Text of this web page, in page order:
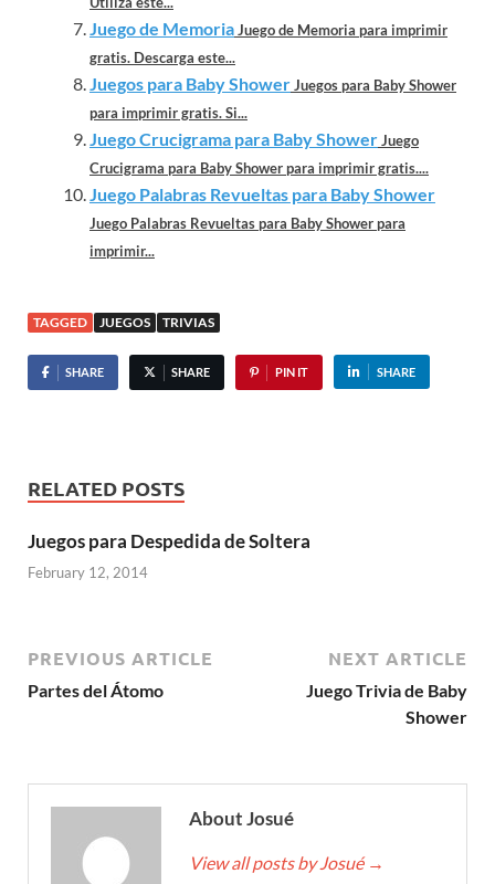
Juego de MemoriaJuego de Memoria para imprimir
gratis. Descarga este...
Juegos para Baby ShowerJuegos para Baby Shower
para imprimir gratis. Si...
Juego Crucigrama para Baby ShowerJuego
Crucigrama para Baby Shower para imprimir gratis....
Juego Palabras Revueltas para Baby Shower
Juego Palabras Revueltas para Baby Shower para
imprimir...
TAGGED JUEGOS TRIVIAS
SHARE SHARE PIN IT SHARE
RELATED POSTS
Juegos para Despedida de Soltera
February 12, 2014
PREVIOUS ARTICLE
Partes del Átomo
NEXT ARTICLE
Juego Trivia de Baby
Shower
About Josué
View all posts by Josué →